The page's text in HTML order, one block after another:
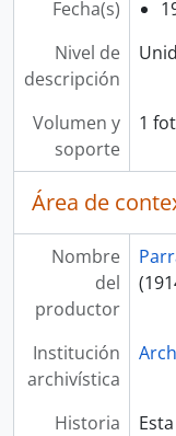
Fecha(s)
Nivel de
descripción
Volumen y
soporte
1
Área de
Nombre
del
productor
Institución
archivística
Historia